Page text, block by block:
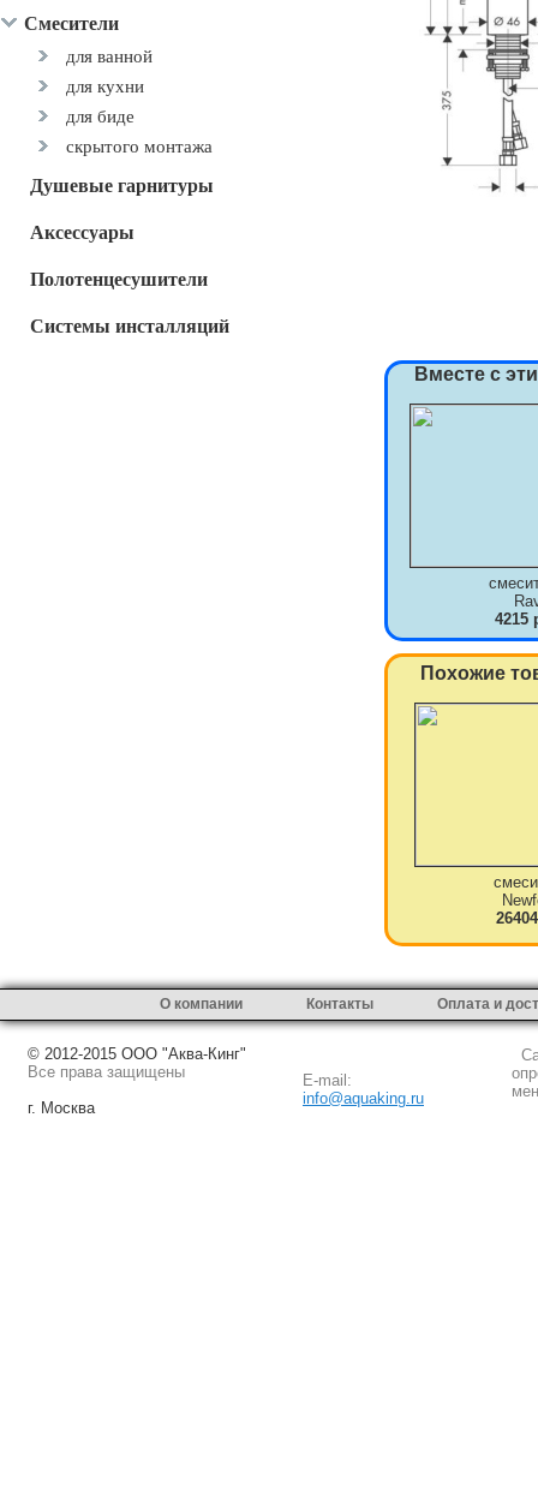
Смесители
для ванной
для кухни
для биде
скрытого монтажа
Душевые гарнитуры
Аксессуары
Полотенцесушители
Системы инсталляций
Вместе с
4215
Похожие
О компании Контакты Оплата и
© 2012-2015 ООО "Аква-Кинг"
Все права защищены
г. Москва
E-mail:
info@aquaking.ru